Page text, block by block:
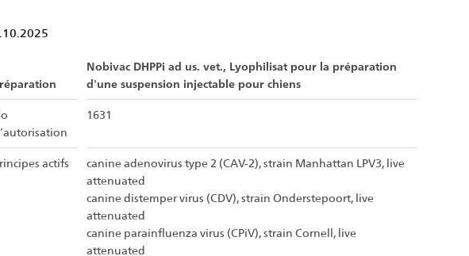
Nobivac DHPPi ad us. vet., Lyophilisat pour la préparation
d'une suspension injectable pour chiens
1631
actifs
canine adenovirus type 2 (CAV-2), strain Manhattan LPV3, live
attenuated
canine distemper virus (CDV), strain Onderstepoort, live
attenuated
canine parainfluenza virus (CPiV), strain Cornell, live
attenuated